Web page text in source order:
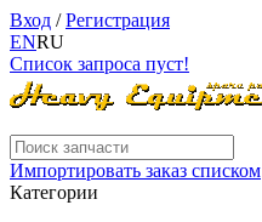
Вход /Регистрация
ENRU
Список запроса пуст!
Импортировать заказ списком
Категории